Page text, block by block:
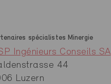
spécialistes Minergie
Ingénieurs Conseils SA
44
Luzern